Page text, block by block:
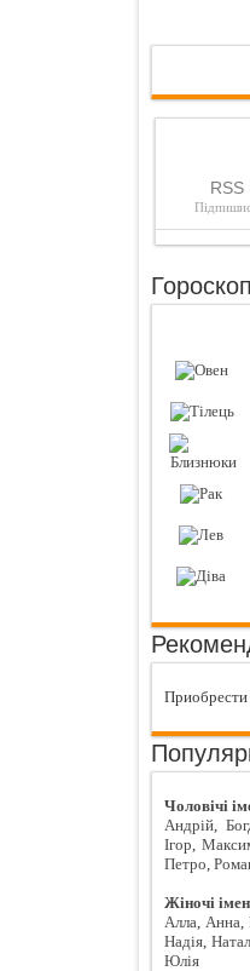
RSS
Гороскоп
Чоловічі
Андрій,
Ігор,
Петро,
Жіночі
Алла, Анна,
Надія,
Юлія